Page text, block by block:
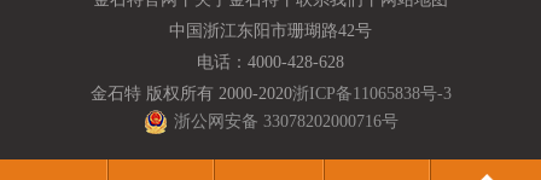
中国浙江东阳市珊瑚路42号
电话： 4000-428-628
金石特 版权所有 2000-2020浙ICP备11065838号-3
浙公网安备 33078202000716号